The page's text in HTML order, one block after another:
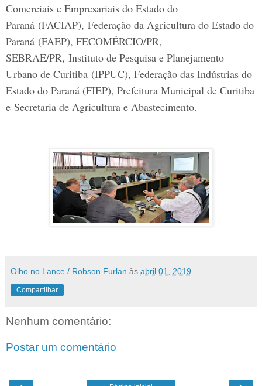
Comerciais e Empresariais do Estado do
Paraná (FACIAP), Federação da Agricultura do Estado do
Paraná (FAEP), FECOMÉRCIO/PR,
SEBRAE/PR, Instituto de Pesquisa e Planejamento
Urbano de Curitiba (IPPUC), Federação das Indústrias do
Estado do Paraná (FIEP), Prefeitura Municipal de Curitiba
e Secretaria de Agricultura e Abastecimento.
Olho no Lance / Robson Furlan às abril 01, 2019
Compartilhar
Nenhum comentário:
Postar um comentário